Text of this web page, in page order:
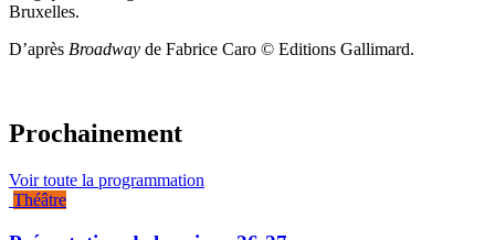
Bruxelles.
D’après Broadway de Fabrice Caro © Editions Gallimard.
Prochainement
Voir toute la programmation
Théâtre